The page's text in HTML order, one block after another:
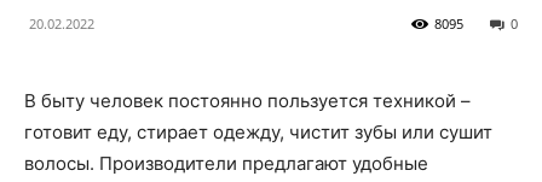
20.02.2022 0
8095
В быту человек постоянно пользуется техникой –
готовит еду, стирает одежду, чистит зубы или сушит
волосы. Производители предлагают удобные